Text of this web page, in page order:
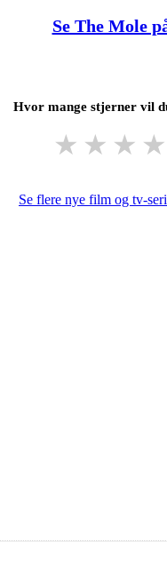
Se The Mole
Hvor mange stjerner vil
★ ★ ★ ★
Se flere nye film og tv-